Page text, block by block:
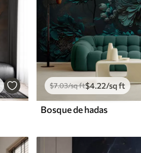
$7.03/sq ft$4.22/sq ft
Bosque de hadas